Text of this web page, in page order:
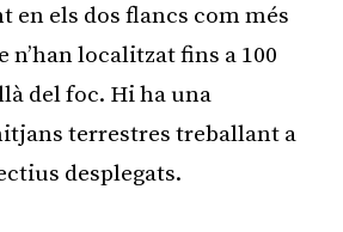
en els dos flancs com més
n’han localitzat fins a 100
del foc. Hi ha una
terrestres treballant a
desplegats.